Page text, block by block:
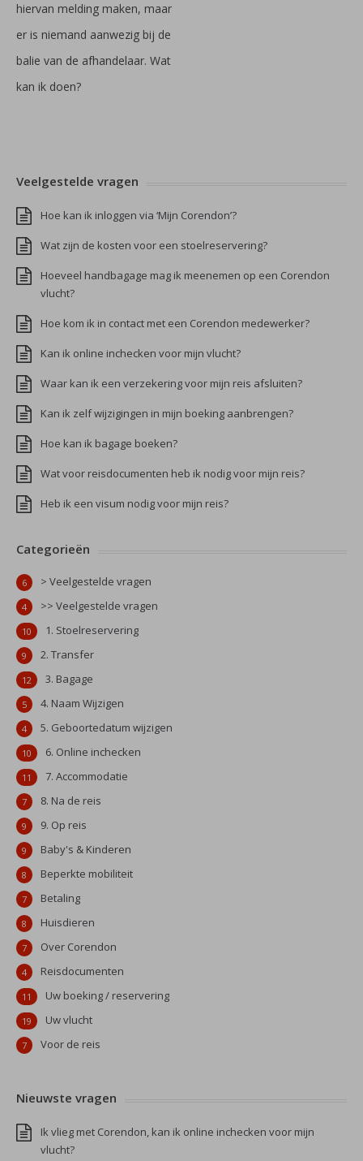
hiervan melding maken, maar
er is niemand aanwezig bij de
balie van de afhandelaar. Wat
kan ik doen?
Veelgestelde vragen
Hoe kan ik inloggen via ‘Mijn Corendon’?
Wat zijn de kosten voor een stoelreservering?
Hoeveel handbagage mag ik meenemen op een Corendon
vlucht?
Hoe kom ik in contact met een Corendon medewerker?
Kan ik online inchecken voor mijn vlucht?
Waar kan ik een verzekering voor mijn reis afsluiten?
Kan ik zelf wijzigingen in mijn boeking aanbrengen?
Hoe kan ik bagage boeken?
Wat voor reisdocumenten heb ik nodig voor mijn reis?
Heb ik een visum nodig voor mijn reis?
Categorieën
> Veelgestelde vragen
6
>> Veelgestelde vragen
4
1. Stoelreservering
10
2. Transfer
9
3. Bagage
12
4. Naam Wijzigen
5
5. Geboortedatum wijzigen
4
6. Online inchecken
10
7. Accommodatie
11
8. Na de reis
7
9. Op reis
9
Baby's & Kinderen
9
Beperkte mobiliteit
8
Betaling
7
Huisdieren
8
Over Corendon
7
Reisdocumenten
4
Uw boeking / reservering
11
Uw vlucht
19
Voor de reis
7
Nieuwste vragen
Ik vlieg met Corendon, kan ik online inchecken voor mijn
vlucht?